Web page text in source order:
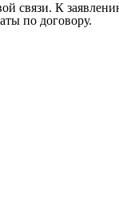
связи. К
по договору.